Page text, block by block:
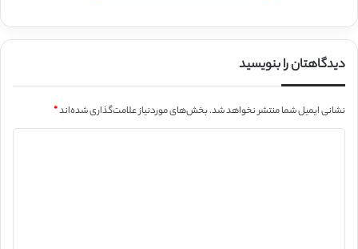
دیدگاهتان را بنویسید
نشانی ایمیل شما منتشر نخواهد شد.بخش‌های موردنیاز علامت‌گذاری شده‌اند*